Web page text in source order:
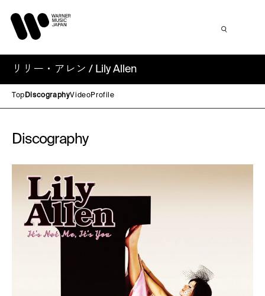
リリー・アレン / Lily Allen
Top DiscographyVideoProfile
Discography